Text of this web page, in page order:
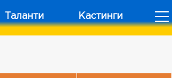
Таланти Кастинги